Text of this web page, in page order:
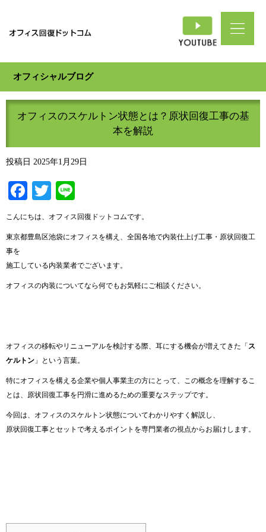
オフィシャルブログ
オフィスのスケルトン状態とは？原状回復工事の基
本を解説
投稿日 2025年1月29日
Facebook
Twitter
こんにちは、オフィス回復ドットコムです。
東京都豊島区池袋にオフィスを構え、全国各地で内装仕上げ工事・原状回復工
事を
施工している内装業者でございます。
オフィスの内装についてなら何でもお気軽にご相談ください。
オフィスの移転やリニューアルを検討する際、耳にする機会が増えてきた「 ス
ケルトン 」という言葉。
特にオフィスを構える企業や個人事業主の方にとって、この概念を理解するこ
とは、原状回復工事を円滑に進めるための重要なステップです。
今回は、オフィスのスケルトン状態についてわかりやすく解説し、
原状回復工事とセットで考えるポイントを専門業者の視点からお届けします。